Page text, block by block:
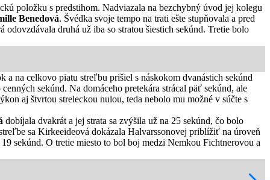
položku s predstihom. Nadviazala na bezchybný úvod jej kolegu
Benedová. Švédka svoje tempo na trati ešte stupňovala a pred
odovzdávala druhá už iba so stratou šiestich sekúnd. Tretie bolo
a na celkovo piatu streľbu prišiel s náskokom dvanástich sekúnd
sekúnd. Na domáceho pretekára strácal päť sekúnd, ale
aj štvrtou streleckou nulou, teda nebolo mu možné v súčte s
dobíjala dvakrát a jej strata sa zvýšila už na 25 sekúnd, čo bolo
sa Kirkeeideová dokázala Halvarssonovej priblížiť na úroveň
sekúnd. O tretie miesto to bol boj medzi Nemkou Fichtnerovou a